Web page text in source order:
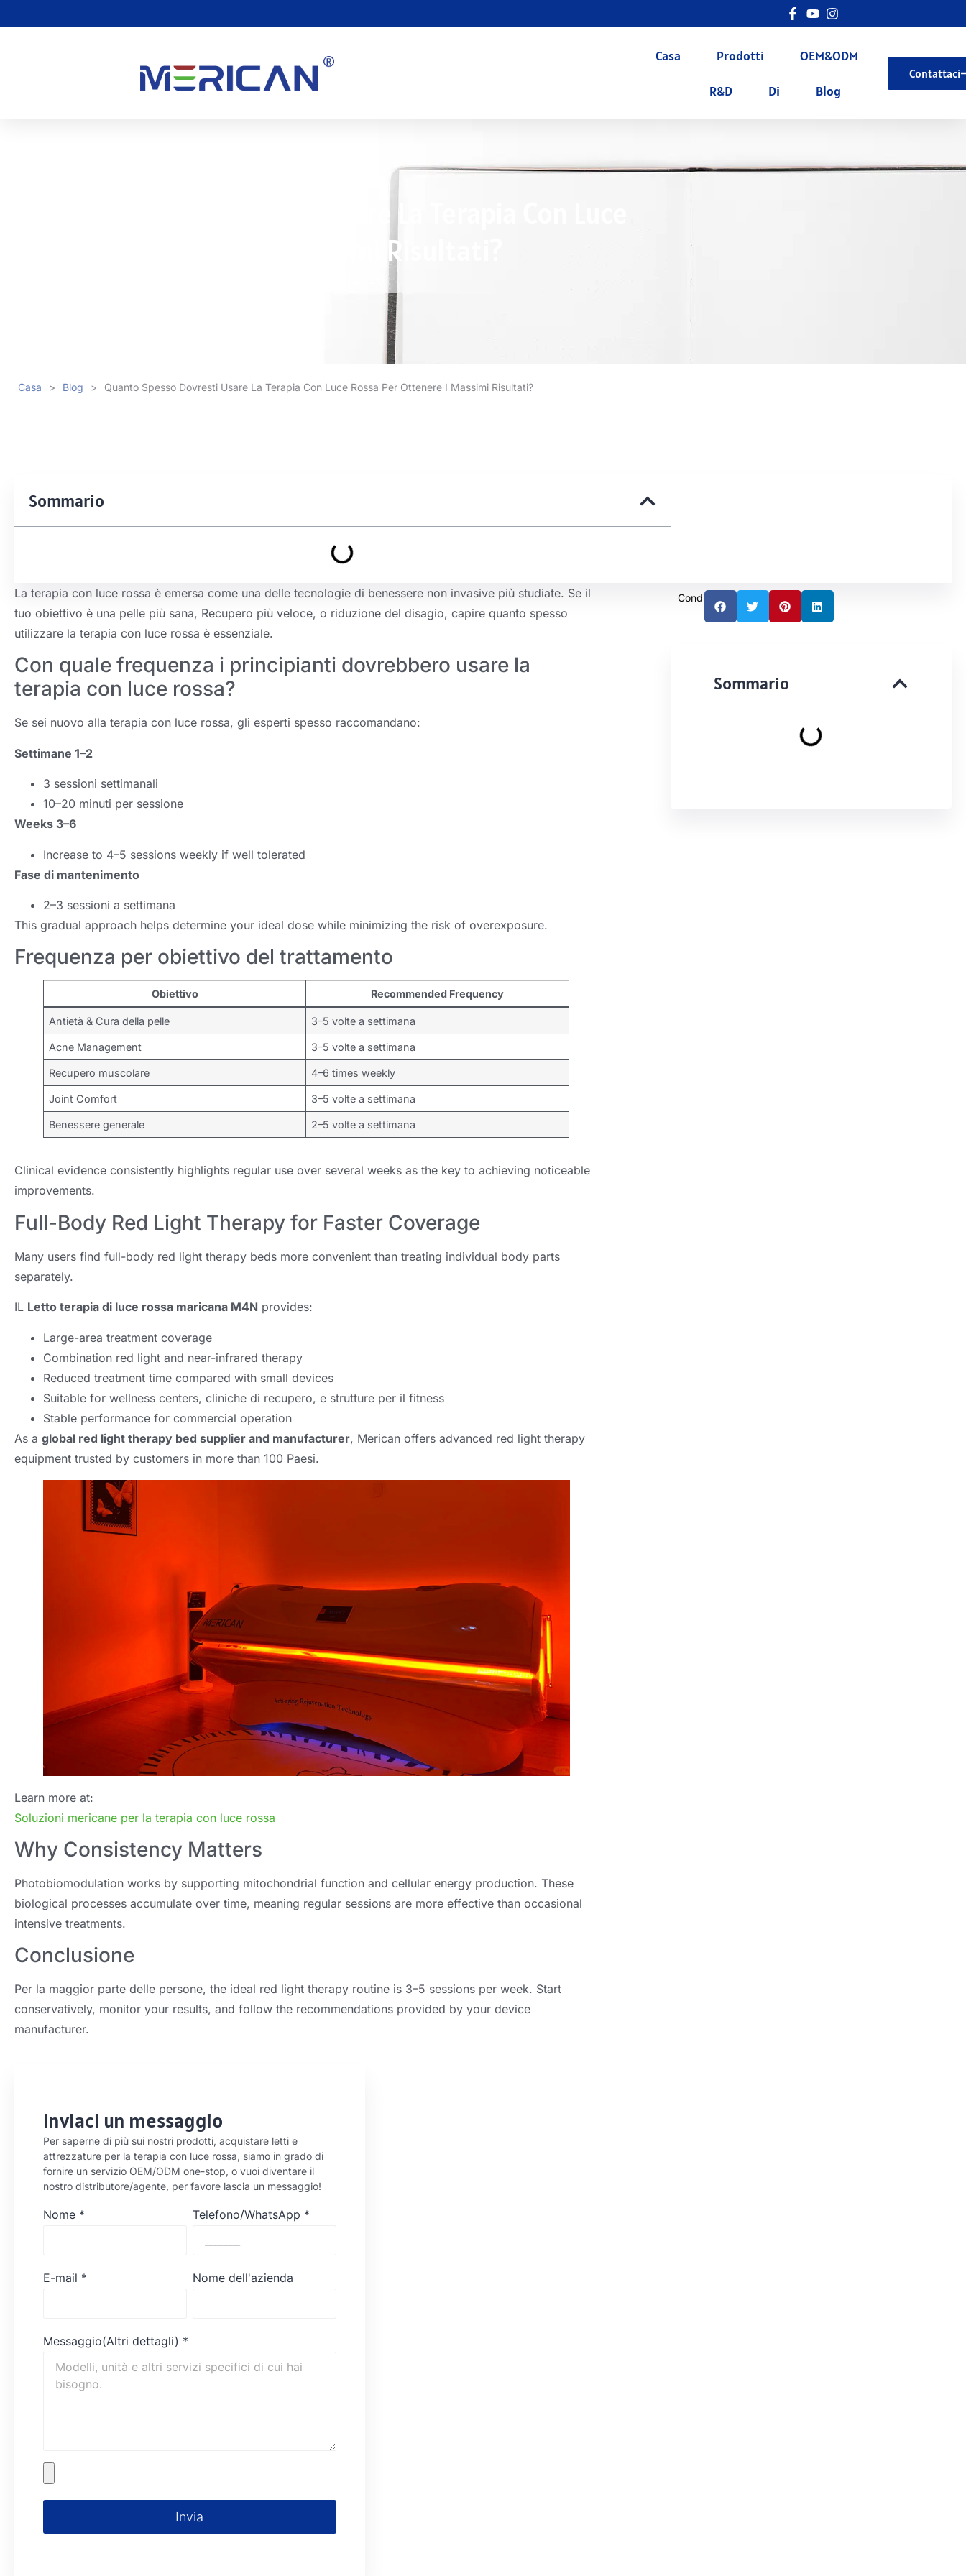
Casa Prodotti OEM&ODM
R&D Di Blog
Contattaci
Quanto Spesso Dovresti Usare La Terapia Con Luce
Rossa Per Ottenere I Massimi Risultati?
Casa > Blog > Quanto Spesso Dovresti Usare La Terapia Con Luce Rossa Per Ottenere I Massimi Risultati?
Sommario
La terapia con luce rossa è emersa come una delle tecnologie di benessere non invasive più studiate. Se il
tuo obiettivo è una pelle più sana, Recupero più veloce, o riduzione del disagio, capire quanto spesso
utilizzare la terapia con luce rossa è essenziale.
Con quale frequenza i principianti dovrebbero usare la
terapia con luce rossa?
Se sei nuovo alla terapia con luce rossa, gli esperti spesso raccomandano:
Settimane 1–2
3 sessioni settimanali
10–20 minuti per sessione
Weeks 3–6
Increase to 4–5 sessions weekly if well tolerated
Fase di mantenimento
2–3 sessioni a settimana
This gradual approach helps determine your ideal dose while minimizing the risk of overexposure.
Frequenza per obiettivo del trattamento
Obiettivo Recommended Frequency
Antietà & Cura della pelle 3–5 volte a settimana
Acne Management 3–5 volte a settimana
Recupero muscolare 4–6 times weekly
Joint Comfort 3–5 volte a settimana
Benessere generale 2–5 volte a settimana
Clinical evidence consistently highlights regular use over several weeks as the key to achieving noticeable
improvements.
Full-Body Red Light Therapy for Faster Coverage
Many users find full-body red light therapy beds more convenient than treating individual body parts
separately.
IL Letto terapia di luce rossa maricana M4N provides:
Large-area treatment coverage
Combination red light and near-infrared therapy
Reduced treatment time compared with small devices
Suitable for wellness centers, cliniche di recupero, e strutture per il fitness
Stable performance for commercial operation
As a global red light therapy bed supplier and manufacturer, Merican offers advanced red light therapy
equipment trusted by customers in more than 100 Paesi.
Learn more at:
Soluzioni mericane per la terapia con luce rossa
Why Consistency Matters
Photobiomodulation works by supporting mitochondrial function and cellular energy production. These
biological processes accumulate over time, meaning regular sessions are more effective than occasional
intensive treatments.
Conclusione
Per la maggior parte delle persone, the ideal red light therapy routine is 3–5 sessions per week. Start
conservatively, monitor your results, and follow the recommendations provided by your device
manufacturer.
Inviaci un messaggio
Per saperne di più sui nostri prodotti, acquistare letti e
attrezzature per la terapia con luce rossa, siamo in grado di
fornire un servizio OEM/ODM one-stop, o vuoi diventare il
nostro distributore/agente, per favore lascia un messaggio!
Nome * Telefono/WhatsApp *
E-mail * Nome dell'azienda
Messaggio(Altri dettagli) *
Invia
Condividere:
Sommario